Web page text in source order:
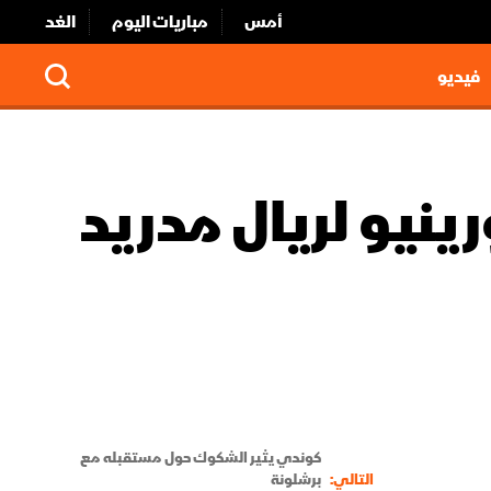
أمس مباريات اليوم
الغد
فيديو
لريال مدريد
التالي:
كوندي يثير الشكوك حول مستقبله مع
برشلونة